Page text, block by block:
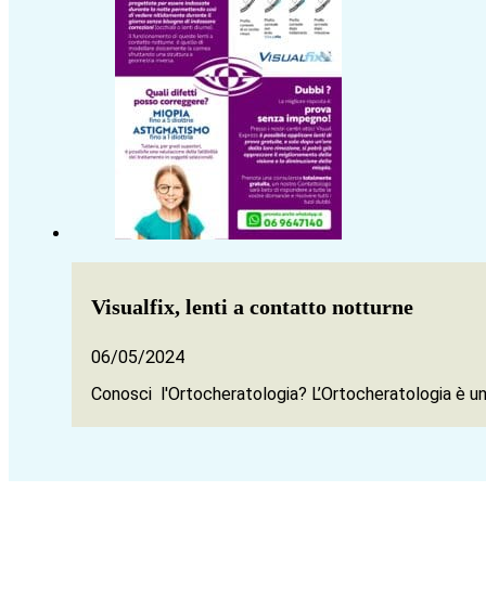
Visualfix, lenti a contatto notturne
06/05/2024
Conosci l'Ortocheratologia? L’Ortocheratologia è